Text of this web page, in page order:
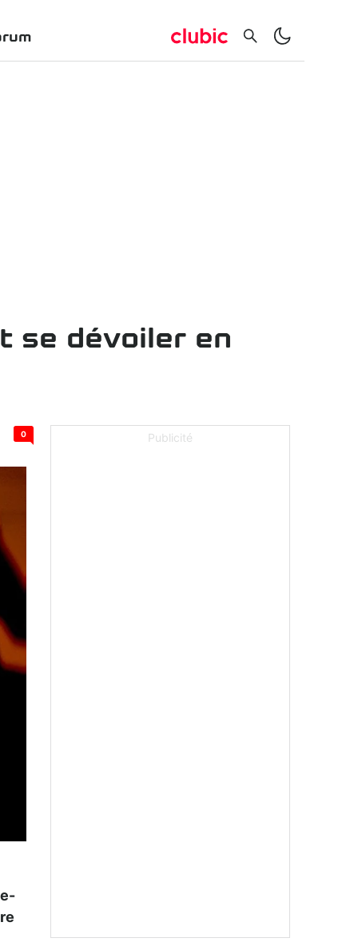
se dévoiler en
0 Publicité